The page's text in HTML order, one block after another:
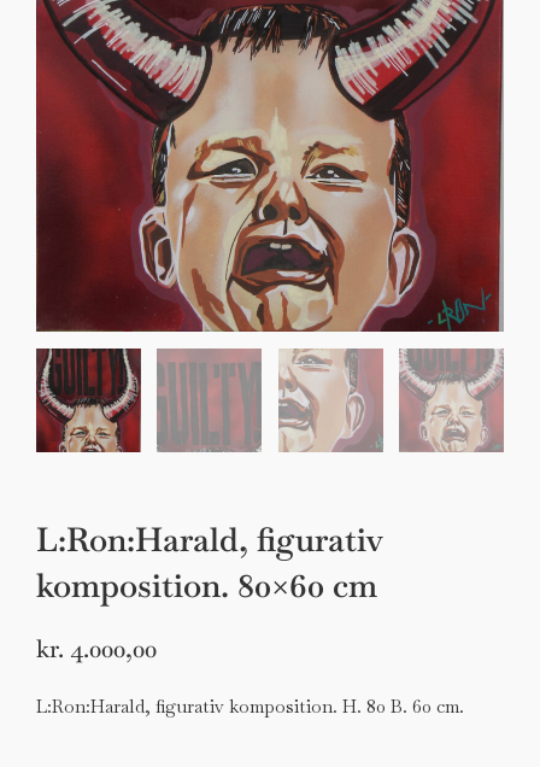
Sko til Arne Jacobsen stole
Stole
L:Ron:Harald, figurativ
komposition. 80×60 cm
kr. 4.000,00
L:Ron:Harald, figurativ komposition. H. 80 B. 60 cm.